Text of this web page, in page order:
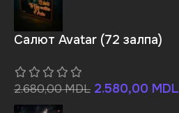
Салют Avatar (72 залпа)
2.680,00MDL 2.580,00 MDL